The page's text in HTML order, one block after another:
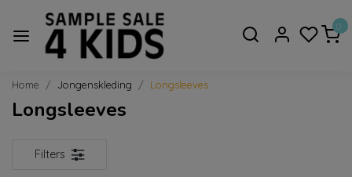
0
Home Jongenskleding Longsleeves
Longsleeves
Filters